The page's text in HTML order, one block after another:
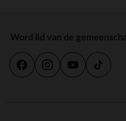
Word lid van de